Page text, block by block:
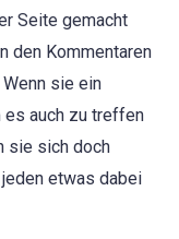
Seite gemacht
den Kommentaren
sie ein
es auch zu treffen
sie sich doch
etwas dabei